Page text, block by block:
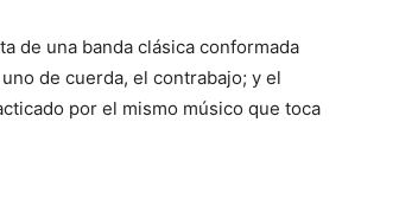
de una banda clásica conformada
de cuerda, el contrabajo; y el
por el mismo músico que toca